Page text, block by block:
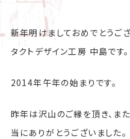
新年明けましておめでとうござ
タクトデザイン工房 中島です。
2014年午年の始まりです。
昨年は沢山のご縁を頂き、ま
当にありがとうございました。